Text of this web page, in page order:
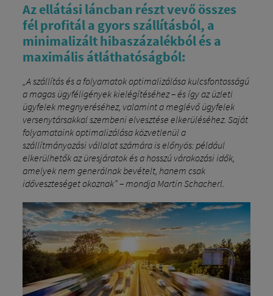
Az ellátási láncban részt vevő összes
fél profitál a gyors szállításból, a
minimalizált hibaszázalékból és a
maximális átláthatóságból:
„A szállítás és a folyamatok optimalizálása kulcsfontosságú
a magas ügyféligények kielégítéséhez – és így az üzleti
ügyfelek megnyeréséhez, valamint a meglévő ügyfelek
versenytársakkal szembeni elvesztése elkerüléséhez. Saját
folyamataink optimalizálása közvetlenül a
szállítmányozási vállalat számára is előnyös: például
elkerülhetők az üresjáratok és a hosszú várakozási idők,
amelyek nem generálnak bevételt, hanem csak
időveszteséget okoznak” – mondja Martin Schacherl.